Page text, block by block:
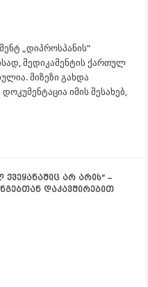
„დიპროსპანის“
მედიკამენტის ქართულ
მიზეზი გახდა
იმის შესახებ,
ქვეყანაშიც არ არის“ –
დაკავშირებით